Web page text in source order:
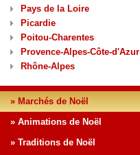
Pays de la Loire
Picardie
Poitou-Charentes
Provence-Alpes-Côte-d'Azur
Rhône-Alpes
» Marchés de Noël
» Animations de Noël
» Traditions de Noël